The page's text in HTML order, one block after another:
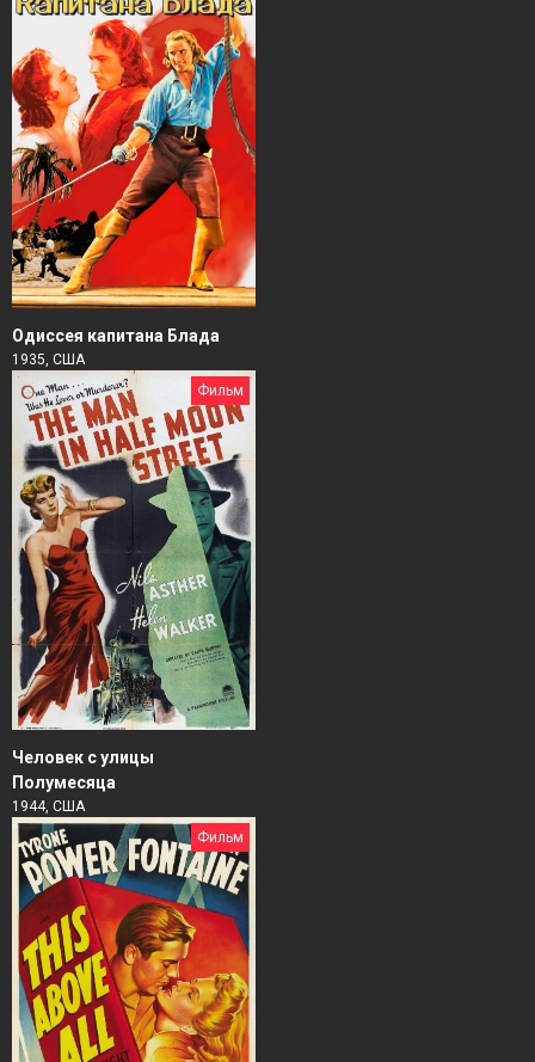
Одиссея капитана Блада
1935, США
Фильм
Человек с улицы
Полумесяца
1944, США
Фильм